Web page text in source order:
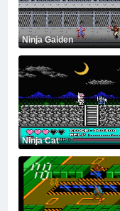
Ninja Gaiden
Ninja Cat